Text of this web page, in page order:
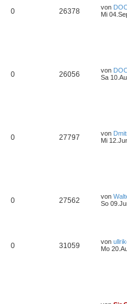
0 26378 von
Mi
0 26056 von
Sa
0 27797 von
Mi
0 27562 von
So
0 31059 von
Mo